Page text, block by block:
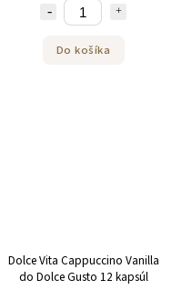
Do košíka
Dolce Vita Cappuccino Vanilla
do Dolce Gusto 12 kapsúl